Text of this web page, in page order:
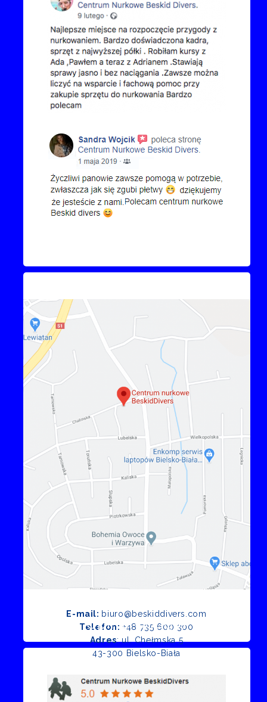
E-mail: biuro@beskiddivers.com
Telefon: +48 735 600 300
Adres: ul. Chełmska 5
43-300 Bielsko-Biała
Opinie Google